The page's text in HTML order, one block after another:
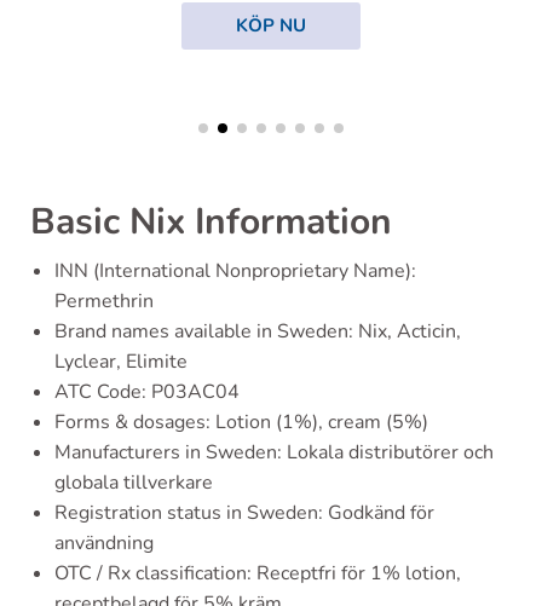
KÖP NU
Basic Nix Information
INN (International Nonproprietary Name):
Permethrin
Brand names available in Sweden: Nix, Acticin,
Lyclear, Elimite
ATC Code: P03AC04
Forms & dosages: Lotion (1%), cream (5%)
Manufacturers in Sweden: Lokala distributörer och
globala tillverkare
Registration status in Sweden: Godkänd för
användning
OTC / Rx classification: Receptfri för 1% lotion,